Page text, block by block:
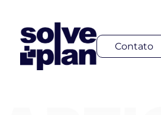
Contato